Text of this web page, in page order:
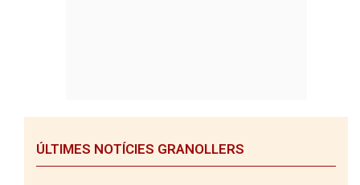
ÚLTIMES NOTÍCIES GRANOLLERS